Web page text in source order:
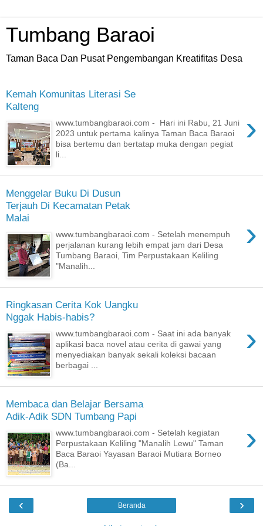
Tumbang Baraoi
Taman Baca Dan Pusat Pengembangan Kreatifitas Desa
Kemah Komunitas Literasi Se
Kalteng
›
www.tumbangbaraoi.com - Hari ini Rabu, 21 Juni
2023 untuk pertama kalinya Taman Baca Baraoi
bisa bertemu dan bertatap muka dengan pegiat
li...
Menggelar Buku Di Dusun
Terjauh Di Kecamatan Petak
Malai
›
www.tumbangbaraoi.com - Setelah menempuh
perjalanan kurang lebih empat jam dari Desa
Tumbang Baraoi, Tim Perpustakaan Keliling
"Manalih...
Ringkasan Cerita Kok Uangku
Nggak Habis-habis?
›
www.tumbangbaraoi.com - Saat ini ada banyak
aplikasi baca novel atau cerita di gawai yang
menyediakan banyak sekali koleksi bacaan
berbagai ...
Membaca dan Belajar Bersama
Adik-Adik SDN Tumbang Papi
›
www.tumbangbaraoi.com - Setelah kegiatan
Perpustakaan Keliling "Manalih Lewu" Taman
Baca Baraoi Yayasan Baraoi Mutiara Borneo
(Ba...
‹ ›
Beranda